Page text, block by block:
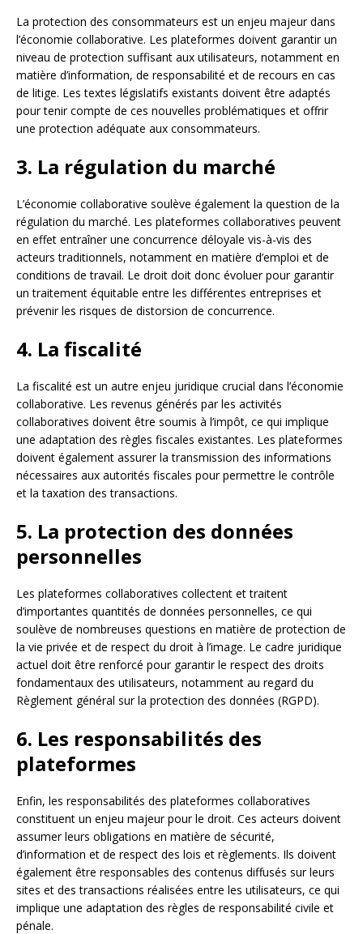
La protection des consommateurs est un enjeu majeur dans
l’économie collaborative. Les plateformes doivent garantir un
niveau de protection suffisant aux utilisateurs, notamment en
matière d’information, de responsabilité et de recours en cas
de litige. Les textes législatifs existants doivent être adaptés
pour tenir compte de ces nouvelles problématiques et offrir
une protection adéquate aux consommateurs.
3. La régulation du marché
L’économie collaborative soulève également la question de la
régulation du marché. Les plateformes collaboratives peuvent
en effet entraîner une concurrence déloyale vis-à-vis des
acteurs traditionnels, notamment en matière d’emploi et de
conditions de travail. Le droit doit donc évoluer pour garantir
un traitement équitable entre les différentes entreprises et
prévenir les risques de distorsion de concurrence.
4. La fiscalité
La fiscalité est un autre enjeu juridique crucial dans l’économie
collaborative. Les revenus générés par les activités
collaboratives doivent être soumis à l’impôt, ce qui implique
une adaptation des règles fiscales existantes. Les plateformes
doivent également assurer la transmission des informations
nécessaires aux autorités fiscales pour permettre le contrôle
et la taxation des transactions.
5. La protection des données
personnelles
Les plateformes collaboratives collectent et traitent
d’importantes quantités de données personnelles, ce qui
soulève de nombreuses questions en matière de protection de
la vie privée et de respect du droit à l’image. Le cadre juridique
actuel doit être renforcé pour garantir le respect des droits
fondamentaux des utilisateurs, notamment au regard du
Règlement général sur la protection des données (RGPD).
6. Les responsabilités des
plateformes
Enfin, les responsabilités des plateformes collaboratives
constituent un enjeu majeur pour le droit. Ces acteurs doivent
assumer leurs obligations en matière de sécurité,
d’information et de respect des lois et règlements. Ils doivent
également être responsables des contenus diffusés sur leurs
sites et des transactions réalisées entre les utilisateurs, ce qui
implique une adaptation des règles de responsabilité civile et
pénale.